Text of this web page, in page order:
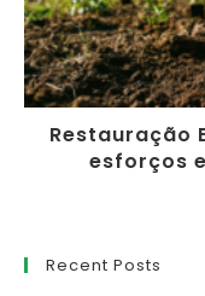
Restauração
esforços
Recent Posts